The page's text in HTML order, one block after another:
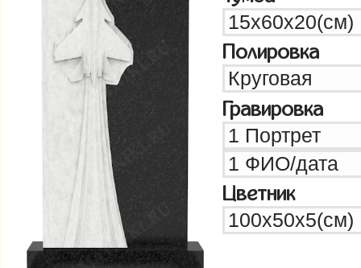
Полировка
Гравировка
Цветник